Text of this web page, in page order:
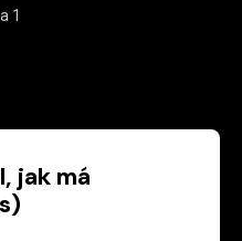
1
jak má